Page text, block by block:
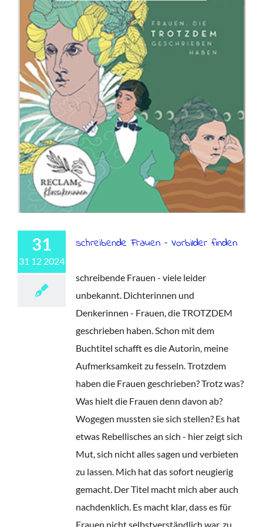
31
31 12 2024
schreibende Frauen – Vorbilder finden
schreibende Frauen - viele leider
unbekannt. Dichterinnen und
Denkerinnen - Frauen, die TROTZDEM
geschrieben haben. Schon mit dem
Buchtitel schafft es die Autorin, meine
Aufmerksamkeit zu fesseln. Trotzdem
haben die Frauen geschrieben? Trotz was?
Was hielt die Frauen denn davon ab?
Wogegen mussten sie sich stellen? Es hat
etwas Rebellisches an sich - hier zeigt sich
Mut, sich nicht alles sagen und verbieten
zu lassen. Mich hat das sofort neugierig
gemacht. Der Titel macht mich aber auch
nachdenklich. Es macht klar, dass es für
Frauen nicht selbstverständlich war, zu